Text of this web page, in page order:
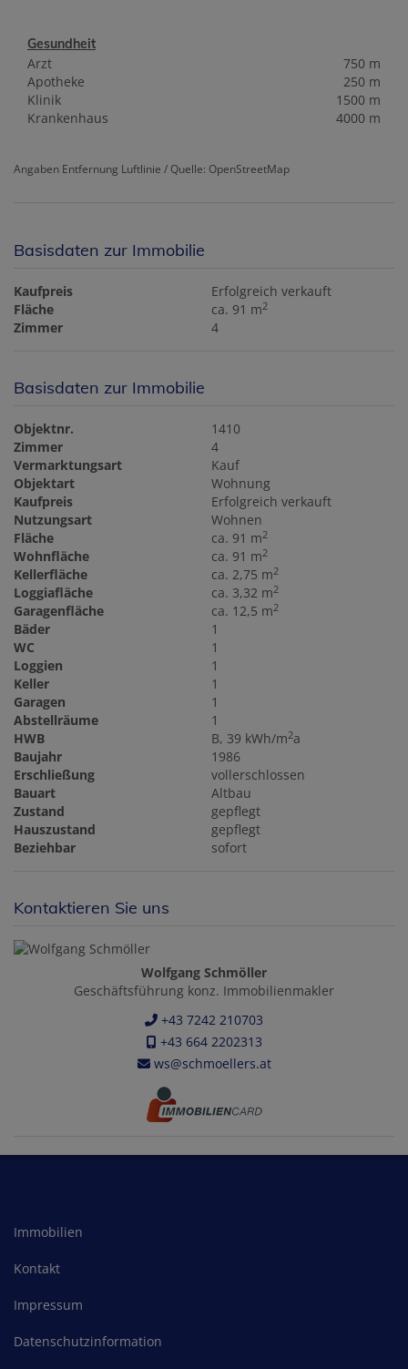
Gesundheit
Arzt
750 m
Apotheke
250 m
Klinik
1500 m
Krankenhaus
4000 m
Angaben Entfernung Luftlinie / Quelle: OpenStreetMap
Basisdaten zur Immobilie
Kaufpreis
Erfolgreich verkauft
Fläche
ca. 91 m2
Zimmer 4
Basisdaten zur Immobilie
Objektnr.
1410
Zimmer
4
Vermarktungsart
Kauf
Objektart
Wohnung
Kaufpreis
Erfolgreich verkauft
Nutzungsart
Wohnen
Fläche
ca. 91 m2
Wohnfläche ca. 91 m2
Kellerfläche ca. 2,75 m2
Loggiafläche ca. 3,32 m2
Garagenfläche ca. 12,5 m2
Bäder
1
WC
1
Loggien
1
Keller
1
Garagen
1
Abstellräume
1
HWB
B, 39 kWh/m2a
Baujahr
1986
Erschließung
vollerschlossen
Bauart
Altbau
Zustand
gepflegt
Hauszustand
gepflegt
Beziehbar
sofort
Kontaktieren Sie uns
Wolfgang Schmöller
Geschäftsführung konz. Immobilienmakler
+43 7242 210703
+43 664 2202313
ws@schmoellers.at
Immobilien
Kontakt
Impressum
Datenschutzinformation